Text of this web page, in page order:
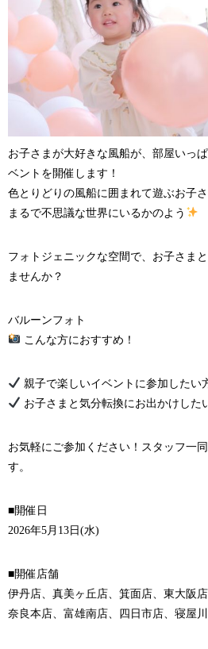
お子さまが大好きな風船が、部屋いっ
ベントを開催します！
色とりどりの風船に囲まれて遊ぶお子
まるで不思議な世界にいるかのよう
フォトジェニックな空間で、お子さま
ませんか？
バルーンフォト
こんな方におすすめ！
親子で楽しいイベントに参加したい
お子さまと気分転換にお出かけした
お気軽にご参加ください！スタッフ一
す。
■開催日
2026年5月13日(水)
■開催店舗
伊丹店、真美ヶ丘店、箕面店、東大阪店
奈良本店、富雄南店、四日市店、寝屋